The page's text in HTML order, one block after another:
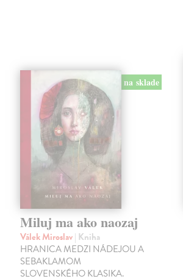
na sklade
Miluj ma ako naozaj
Válek Miroslav| Kniha
HRANICA MEDZI NÁDEJOU A
SEBAKLAMOM
SLOVENSKÉHO KLASIKA.